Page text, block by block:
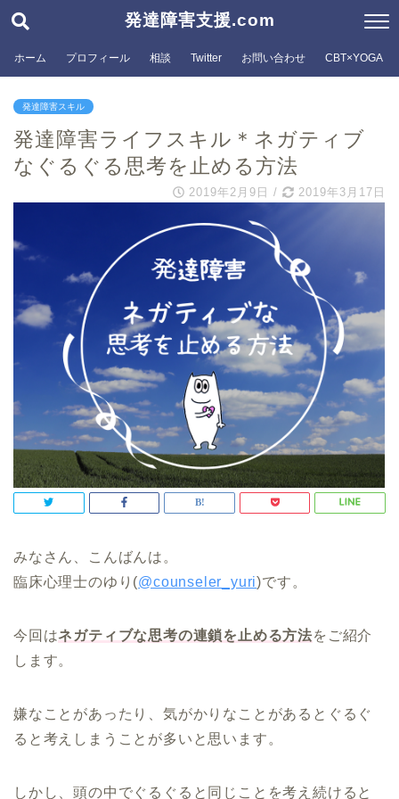
発達障害支援.com
ホーム プロフィール 相談 Twitter お問い合わせ CBT×YOGA
発達障害スキル
発達障害ライフスキル＊ネガティブ
なぐるぐる思考を止める方法
2019年2月9日 / 2019年3月17日
みなさん、こんばんは。
臨床心理士のゆり(@counseler_yuri)です。
今回はネガティブな思考の連鎖を止める方法をご紹介
します。
嫌なことがあったり、気がかりなことがあるとぐるぐ
ると考えしまうことが多いと思います。
しかし、頭の中でぐるぐると同じことを考え続けると